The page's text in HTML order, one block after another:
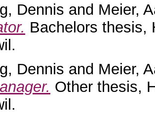
Dennis and Meier,
Bachelors thesis,
Dennis and Meier,
Other thesis,